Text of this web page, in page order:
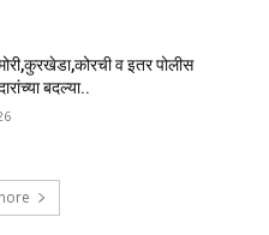
व इतर पोलीस
बदल्या..